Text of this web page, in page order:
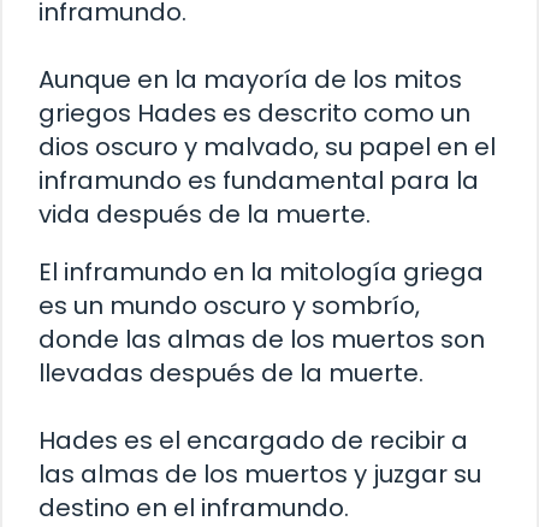
inframundo.
Aunque en la mayoría de los mitos
griegos Hades es descrito como un
dios oscuro y malvado, su papel en el
inframundo es fundamental para la
vida después de la muerte.
El inframundo en la mitología griega
es un mundo oscuro y sombrío,
donde las almas de los muertos son
llevadas después de la muerte.
Hades es el encargado de recibir a
las almas de los muertos y juzgar su
destino en el inframundo.